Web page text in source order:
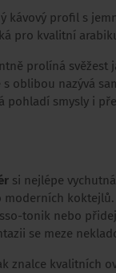
kávový profil s
pro kvalitní
prolíná svěžest
s oblibou nazývá
pohladí smysly i
si nejlépe
moderních
tonik nebo
se meze
znalce kvalitních